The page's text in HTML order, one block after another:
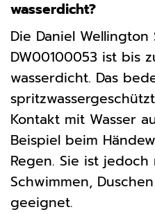
wasserdicht?
Die Daniel Wellington
DW00100053 ist bis
wasserdicht. Das
Kontakt mit Wasser
Beispiel beim
Regen. Sie ist
Schwimmen,
geeignet.